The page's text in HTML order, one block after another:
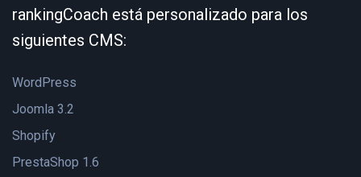
rankingCoach está personalizado para los
siguientes CMS:
WordPress
Joomla 3.2
Shopify
PrestaShop 1.6